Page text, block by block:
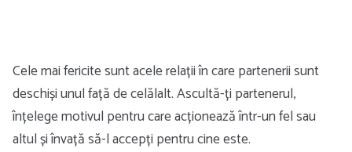
Cele mai fericite sunt acele relații în care partenerii sunt
deschiși unul față de celălalt. Ascultă-ți partenerul,
înțelege motivul pentru care acționează într-un fel sau
altul și învață să-l accepți pentru cine este.